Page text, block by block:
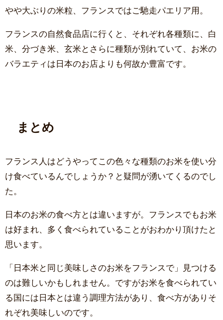
やや大ぶりの米粒、フランスではご馳走パエリア用。
フランスの自然食品店に行くと、それぞれ各種類に、白
米、分づき米、玄米とさらに種類が別れていて、お米の
バラエティは日本のお店よりも何故か豊富です。
まとめ
フランス人はどうやってこの色々な種類のお米を使い分
け食べているんでしょうか？と疑問が湧いてくるのでし
た。
日本のお米の食べ方とは違いますが。フランスでもお米
は好まれ、多く食べられていることがおわかり頂けたと
思います。
「日本米と同じ美味しさのお米をフランスで」見つける
のは難しいかもしれません。ですがお米を食べられてい
る国には日本とは違う調理方法があり、食べ方がありそ
れぞれ美味しいのです。